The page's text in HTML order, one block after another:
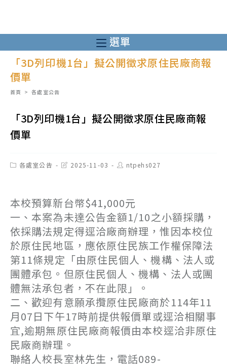
至
主
內
選單
「3D列印機1台」擬公開徵求原住民廠商報
價單
首頁 > 各處室公告
「3D列印機1台」擬公開徵求原住民廠商報
價單
Post各處室公告
Post2025-11-03
Post
author:
ntpehs027
本校預算新台幣$41,000元
一、本案為未達公告金額1/10之小額採購，
依採購法規定得逕洽廠商辦理，惟因本校位
於原住民地區，應依原住民族工作權保障法
第11條規定「由原住民個人、機構、法人或
團體承包。但原住民個人、機構、法人或團
體無法承包者，不在此限」。
二、歡迎有意願承攬原住民廠商於114年11
月07日下午17時前提供報價單或逕洽相關事
宜,逾期無原住民廠商報價由本校逕洽非原住
民廠商辦理。
聯絡人校長室林先生，電話089-